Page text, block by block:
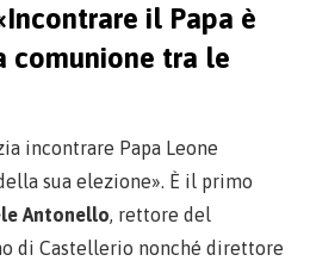
il Papa è
comunione tra le
incontrare Papa Leone
sua elezione». È il primo
Antonello, rettore del
di Castellerio nonché direttore